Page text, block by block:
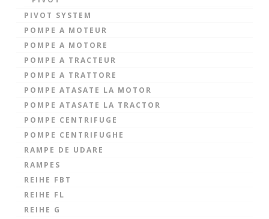
PIVOT SYSTEM
POMPE A MOTEUR
POMPE A MOTORE
POMPE A TRACTEUR
POMPE A TRATTORE
POMPE ATASATE LA MOTOR
POMPE ATASATE LA TRACTOR
POMPE CENTRIFUGE
POMPE CENTRIFUGHE
RAMPE DE UDARE
RAMPES
REIHE FBT
REIHE FL
REIHE G